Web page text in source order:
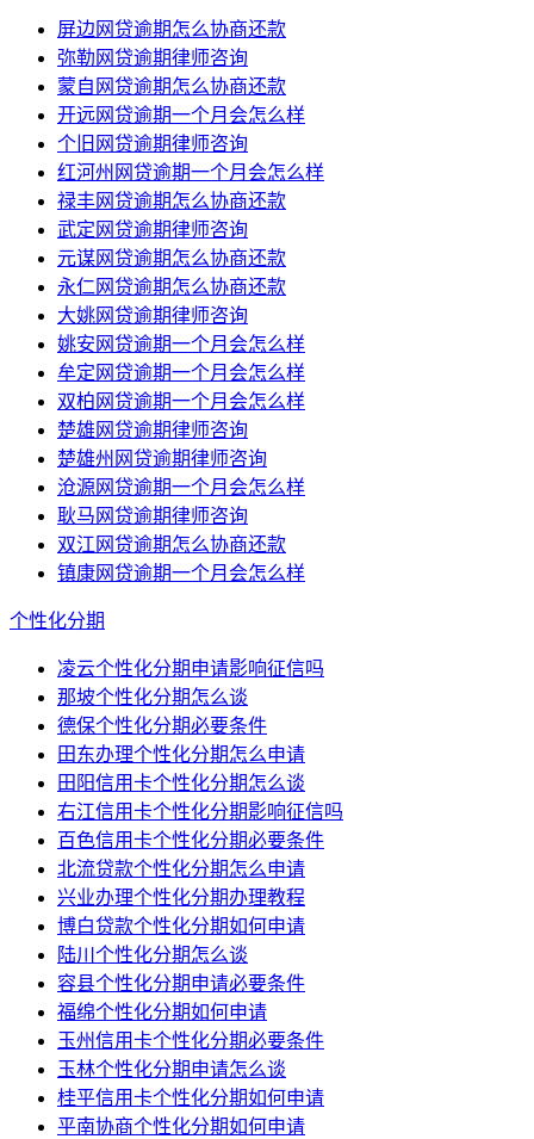
屏边网贷逾期怎么协商还款
弥勒网贷逾期律师咨询
蒙自网贷逾期怎么协商还款
开远网贷逾期一个月会怎么样
个旧网贷逾期律师咨询
红河州网贷逾期一个月会怎么样
禄丰网贷逾期怎么协商还款
武定网贷逾期律师咨询
元谋网贷逾期怎么协商还款
永仁网贷逾期怎么协商还款
大姚网贷逾期律师咨询
姚安网贷逾期一个月会怎么样
牟定网贷逾期一个月会怎么样
双柏网贷逾期一个月会怎么样
楚雄网贷逾期律师咨询
楚雄州网贷逾期律师咨询
沧源网贷逾期一个月会怎么样
耿马网贷逾期律师咨询
双江网贷逾期怎么协商还款
镇康网贷逾期一个月会怎么样
个性化分期
凌云个性化分期申请影响征信吗
那坡个性化分期怎么谈
德保个性化分期必要条件
田东办理个性化分期怎么申请
田阳信用卡个性化分期怎么谈
右江信用卡个性化分期影响征信吗
百色信用卡个性化分期必要条件
北流贷款个性化分期怎么申请
兴业办理个性化分期办理教程
博白贷款个性化分期如何申请
陆川个性化分期怎么谈
容县个性化分期申请必要条件
福绵个性化分期如何申请
玉州信用卡个性化分期必要条件
玉林个性化分期申请怎么谈
桂平信用卡个性化分期如何申请
平南协商个性化分期如何申请